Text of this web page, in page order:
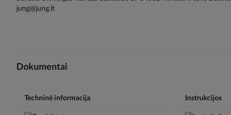
jung@jung.lt
Dokumentai
Techninė informacija Instrukcijos